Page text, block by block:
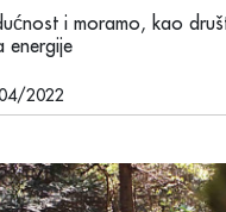
i moramo, kao
energije
2022